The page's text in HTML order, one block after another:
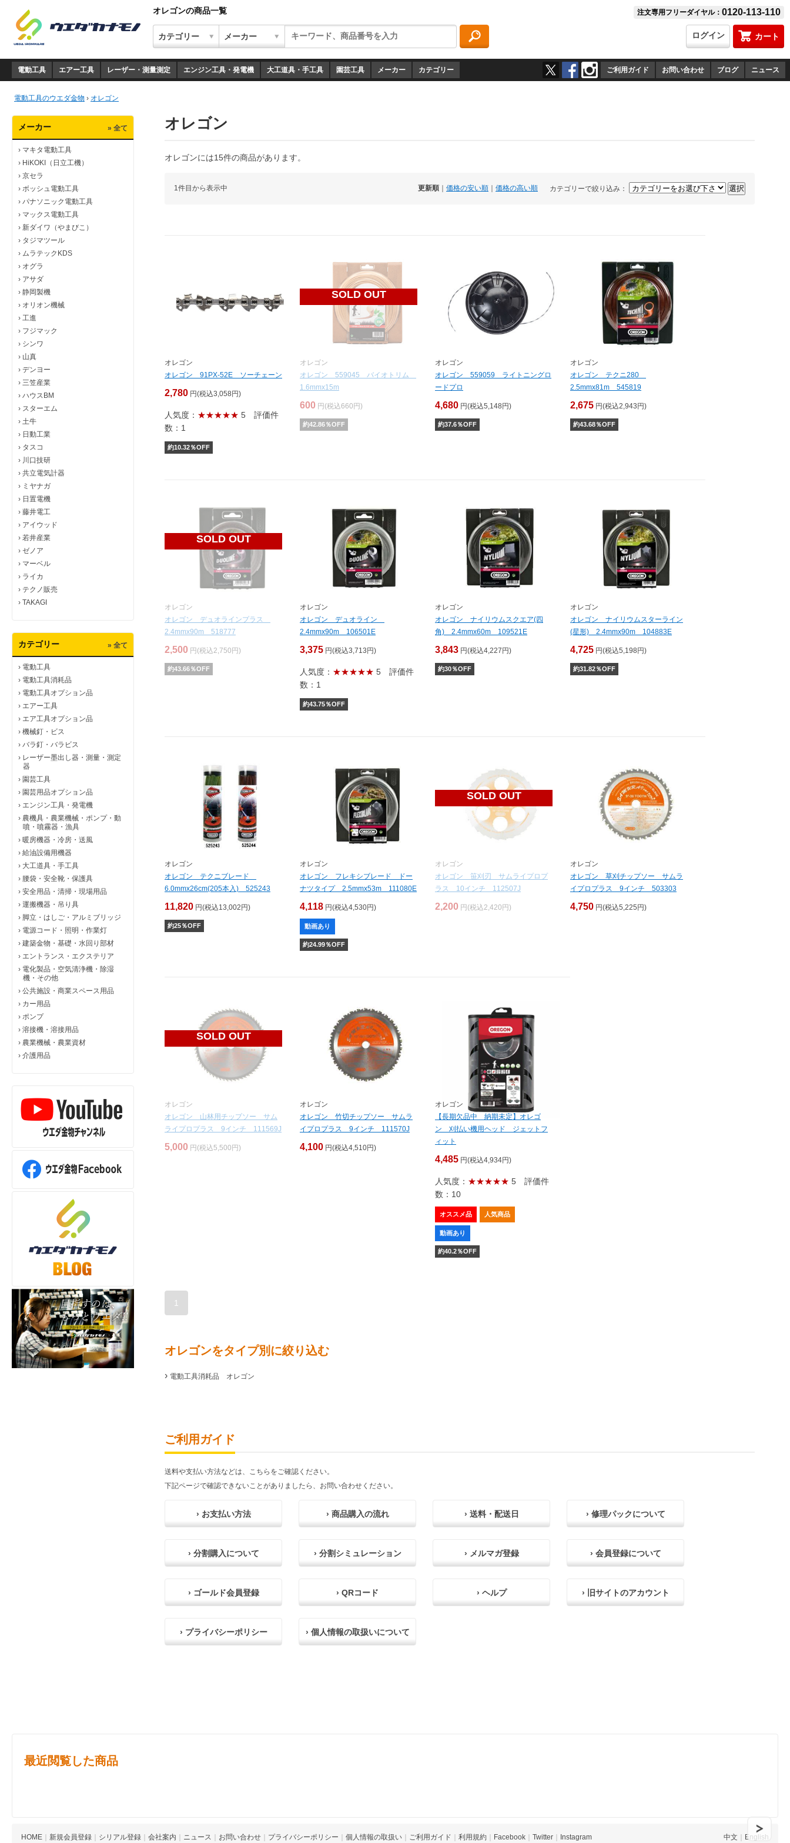
オレゴンの商品一覧 注文専用フリーダイヤル： 0120-113-110
カート
ログイン
電動工具 エアー工具 レーザー・測量測定 エンジン工具・発電機 大工道具・手工具 園芸工具 メーカー カテゴリー ご利用ガイド お問い合わせ ブログ ニュース
電動工具のウエダ金物 › オレゴン
メーカー » 全て
› マキタ電動工具
› HiKOKI（日立工機）
› 京セラ
› ボッシュ電動工具
› パナソニック電動工具
› マックス電動工具
› 新ダイワ（やまびこ）
› タジマツール
› ムラテックKDS
› オグラ
› アサダ
› 静岡製機
› オリオン機械
› 工進
› フジマック
› シンワ
› 山真
› デンヨー
› 三笠産業
› ハウスBM
› スターエム
› 土牛
› 日動工業
› タスコ
› 川口技研
› 共立電気計器
› ミヤナガ
› 日置電機
› 藤井電工
› アイウッド
› 若井産業
› ゼノア
› マーベル
› ライカ
› テクノ販売
› TAKAGI
カテゴリー » 全て
› 電動工具
› 電動工具消耗品
› 電動工具オプション品
› エアー工具
› エア工具オプション品
› 機械釘・ビス
› バラ釘・バラビス
› レーザー墨出し器・測量・測定
器
› 園芸工具
› 園芸用品オプション品
› エンジン工具・発電機
› 農機具・農業機械・ポンプ・動
噴・噴霧器・漁具
› 暖房機器・冷房・送風
› 給油設備用機器
› 大工道具・手工具
› 腰袋・安全靴・保護具
› 安全用品・清掃・現場用品
› 運搬機器・吊り具
› 脚立・はしご・アルミブリッジ
› 電源コード・照明・作業灯
› 建築金物・基礎・水回り部材
› エントランス・エクステリア
› 電化製品・空気清浄機・除湿
機・その他
› 公共施設・商業スペース用品
› カー用品
› ポンプ
› 溶接機・溶接用品
› 農業機械・農業資材
› 介護用品
オレゴン
オレゴンには15件の商品があります。
1件目から表示中 カテゴリーで絞り込み：
更新順 価格の安い順 価格の高い順
オレゴン
オレゴン 91PX-52E ソーチェーン
2,780 円(税込3,058円)
人気度： ★★★★★ 5 評価件
数：1
約10.32％OFF
SOLD OUT
オレゴン
オレゴン 559045 バイオトリム
1.6mmx15m
600 円(税込660円)
約42.86％OFF
オレゴン
オレゴン 559059 ライトニングロ
ードプロ
4,680 円(税込5,148円)
約37.6％OFF
オレゴン
オレゴン テクニ280
2.5mmx81m 545819
2,675 円(税込2,943円)
約43.68％OFF
SOLD OUT
オレゴン
オレゴン デュオラインプラス
2.4mmx90m 518777
2,500 円(税込2,750円)
約43.66％OFF
オレゴン
オレゴン デュオライン
2.4mmx90m 106501E
3,375 円(税込3,713円)
人気度： ★★★★★ 5 評価件
数：1
約43.75％OFF
オレゴン
オレゴン ナイリウムスクエア(四
角) 2.4mmx60m 109521E
3,843 円(税込4,227円)
約30％OFF
オレゴン
オレゴン ナイリウムスターライン
(星形) 2.4mmx90m 104883E
4,725 円(税込5,198円)
約31.82％OFF
オレゴン
オレゴン テクニブレード
6.0mmx26cm(205本入) 525243
11,820 円(税込13,002円)
約25％OFF
オレゴン
オレゴン フレキシブレード ドー
ナツタイプ 2.5mmx53m 111080E
4,118 円(税込4,530円)
動画あり
約24.99％OFF
SOLD OUT
オレゴン
オレゴン 笹刈刃 サムライプロプ
ラス 10インチ 112507J
2,200 円(税込2,420円)
オレゴン
オレゴン 草刈チップソー サムラ
イプロプラス 9インチ 503303
4,750 円(税込5,225円)
SOLD OUT
オレゴン
オレゴン 山林用チップソー サム
ライプロプラス 9インチ 111569J
5,000 円(税込5,500円)
オレゴン
オレゴン 竹切チップソー サムラ
イプロプラス 9インチ 111570J
4,100 円(税込4,510円)
オレゴン
【長期欠品中 納期未定】オレゴ
ン 刈払い機用ヘッド ジェットフ
ィット
4,485 円(税込4,934円)
人気度： ★★★★★ 5 評価件
数：10
オススメ品 人気商品
動画あり
約40.2％OFF
1
オレゴンをタイプ別に絞り込む
› 電動工具消耗品 オレゴン
ご利用ガイド
送料や支払い方法などは、こちらをご確認ください。
下記ページで確認できないことがありましたら、お問い合わせください。
› お支払い方法 › 商品購入の流れ › 送料・配送日 › 修理パックについて
› 分割購入について › 分割シミュレーション › メルマガ登録 › 会員登録について
› ゴールド会員登録 › QRコード › ヘルプ › 旧サイトのアカウント
› プライバシーポリシー › 個人情報の取扱いについて
最近閲覧した商品
HOME 新規会員登録 シリアル登録 会社案内 ニュース お問い合わせ プライバシーポリシー 個人情報の取扱い ご利用ガイド 利用規約 Facebook Twitter Instagram 中文 English